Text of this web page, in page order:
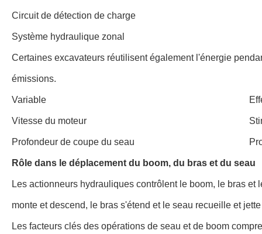
Circuit de détection de charge
Système hydraulique zonal
Certaines excavateurs réutilisent également l'énergie
émissions.
Variable
Vitesse du moteur
Profondeur de coupe du seau
Rôle dans le déplacement du boom, du bras et du seau
Les actionneurs hydrauliques contrôlent le boom, le bras
monte et descend, le bras s'étend et le seau recueille et
Les facteurs clés des opérations de seau et de boom